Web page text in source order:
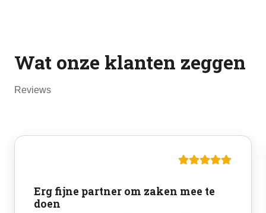
Wat onze klanten zeggen
Reviews
Erg fijne partner om zaken mee te
doen